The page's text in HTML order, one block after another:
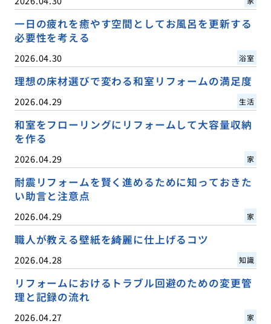
一日の疲れを癒やす空間としてお風呂を更新する
必要性を考える
2026.04.30 浴室
理想の床材選びで変わる和室リフォームの満足度
2026.04.29 生活
和室をフローリングにリフォームして大容量収納
を作る
2026.04.29 家
耐震リフォームを賢く進めるために知っておきた
い助言と注意点
2026.04.29 家
職人が教える壁紙を綺麗に仕上げるコツ
2026.04.28 知識
リフォームにおけるトラブル回避のための変更管
理と記録の流れ
2026.04.27 家